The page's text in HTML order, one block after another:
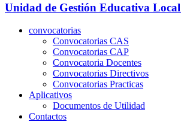
Unidad de Gestión Educativa Local
convocatorias
Convocatorias CAS
Convocatorias CAP
Convocatoria Docentes
Convocatorias Directivos
Convocatorias Practicas
Aplicativos
Documentos de Utilidad
Contactos